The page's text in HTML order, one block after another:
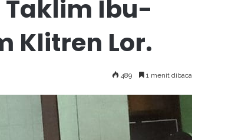
Ibu-
Klitren Lor.
489 1 menit dibaca